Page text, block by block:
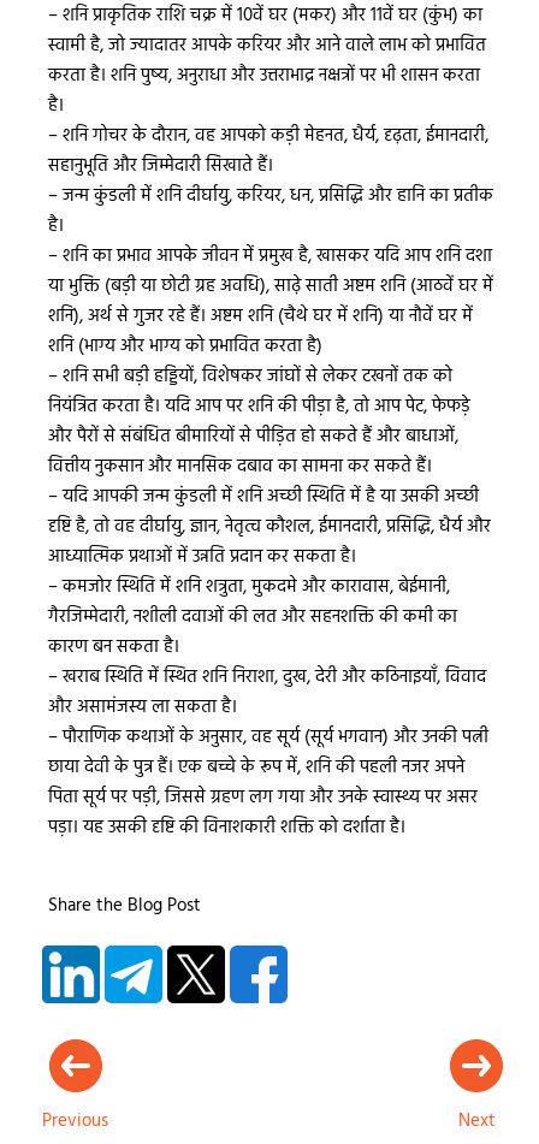
– शनि प्राकृतिक राशि चक्र में 10वें घर (मकर) और 11वें घर (कुंभ) का
स्वामी है, जो ज्यादातर आपके करियर और आने वाले लाभ को प्रभावित
करता है। शनि पुष्य, अनुराधा और उत्तराभाद्र नक्षत्रों पर भी शासन करता
है।
– शनि गोचर के दौरान, वह आपको कड़ी मेहनत, धैर्य, दृढ़ता, ईमानदारी,
सहानुभूति और जिम्मेदारी सिखाते हैं।
– जन्म कुंडली में शनि दीर्घायु, करियर, धन, प्रसिद्धि और हानि का प्रतीक
है।
– शनि का प्रभाव आपके जीवन में प्रमुख है, खासकर यदि आप शनि दशा
या भुक्ति (बड़ी या छोटी ग्रह अवधि), साढ़े साती अष्टम शनि (आठवें घर में
शनि), अर्थ से गुजर रहे हैं। अष्टम शनि (चैथे घर में शनि) या नौवें घर में
शनि (भाग्य और भाग्य को प्रभावित करता है)
– शनि सभी बड़ी हड्डियों, विशेषकर जांघों से लेकर टखनों तक को
नियंत्रित करता है। यदि आप पर शनि की पीड़ा है, तो आप पेट, फेफड़े
और पैरों से संबंधित बीमारियों से पीड़ित हो सकते हैं और बाधाओं,
वित्तीय नुकसान और मानसिक दबाव का सामना कर सकते हैं।
– यदि आपकी जन्म कुंडली में शनि अच्छी स्थिति में है या उसकी अच्छी
दृष्टि है, तो वह दीर्घायु, ज्ञान, नेतृत्व कौशल, ईमानदारी, प्रसिद्धि, धैर्य और
आध्यात्मिक प्रथाओं में उन्नति प्रदान कर सकता है।
– कमजोर स्थिति में शनि शत्रुता, मुकदमे और कारावास, बेईमानी,
गैरजिम्मेदारी, नशीली दवाओं की लत और सहनशक्ति की कमी का
कारण बन सकता है।
– खराब स्थिति में स्थित शनि निराशा, दुख, देरी और कठिनाइयाँ, विवाद
और असामंजस्य ला सकता है।
– पौराणिक कथाओं के अनुसार, वह सूर्य (सूर्य भगवान) और उनकी पत्नी
छाया देवी के पुत्र हैं। एक बच्चे के रूप में, शनि की पहली नजर अपने
पिता सूर्य पर पड़ी, जिससे ग्रहण लग गया और उनके स्वास्थ्य पर असर
पड़ा। यह उसकी दृष्टि की विनाशकारी शक्ति को दर्शाता है।
Share the Blog Post
Previous Next